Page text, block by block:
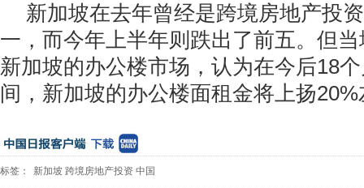
新加坡在去年曾经是跨境房地产投
一，而今年上半年则跌出了前五。但
新加坡的办公楼市场，认为在今后18
间，新加坡的办公楼面租金将上扬
标签： 新加坡 跨境房地产投资 中国